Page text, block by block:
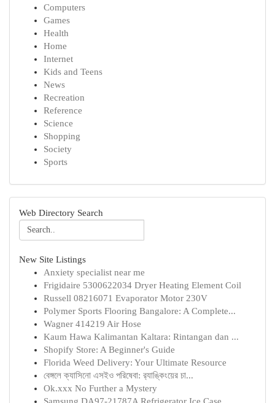
Computers
Games
Health
Home
Internet
Kids and Teens
News
Recreation
Reference
Science
Shopping
Society
Sports
Web Directory Search
New Site Listings
Anxiety specialist near me
Frigidaire 5300622034 Dryer Heating Element Coil
Russell 08216071 Evaporator Motor 230V
Polymer Sports Flooring Bangalore: A Complete...
Wagner 414219 Air Hose
Kaum Hawa Kalimantan Kaltara: Rintangan dan ...
Shopify Store: A Beginner's Guide
Florida Weed Delivery: Your Ultimate Resource
বেঙ্গলে ক্যাসিনো এসইও পরিষেবা: র‍্যাঙ্কিংয়ের চা...
Ok.xxx No Further a Mystery